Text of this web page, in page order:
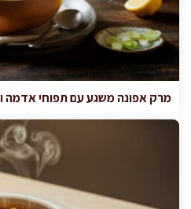
מרק אפונה משגע עם תפוחי אדמה